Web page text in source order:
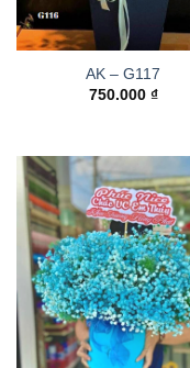
AK – G117
750.000 ₫